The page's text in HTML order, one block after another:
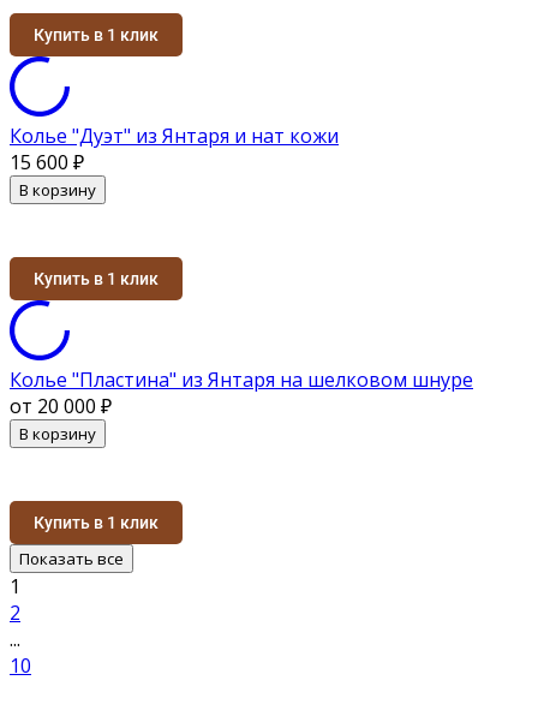
Купить в 1 клик
Колье "Дуэт" из Янтаря и нат кожи
15 600 ₽
В корзину
Купить в 1 клик
Колье "Пластина" из Янтаря на шелковом шнуре
от 20 000 ₽
В корзину
Купить в 1 клик
Показать все
1
2
...
10